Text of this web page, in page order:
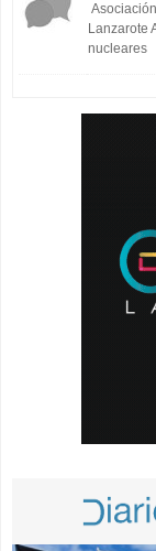
Lanzarote
nucleares